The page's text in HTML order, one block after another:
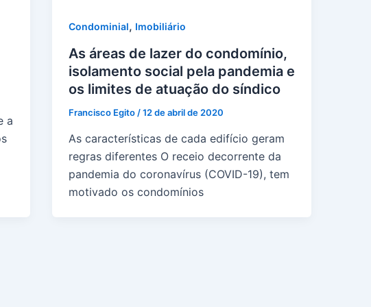
a
Condominial, Imobiliário
As áreas de lazer do condomínio,
isolamento social pela pandemia e
os limites de atuação do síndico
Francisco Egito /12 de abril de 2020
As características de cada edifício geram
regras diferentes O receio decorrente da
pandemia do coronavírus (COVID-19), tem
motivado os condomínios